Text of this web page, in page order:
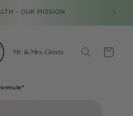
- OUR MISSION
Winkelwagen